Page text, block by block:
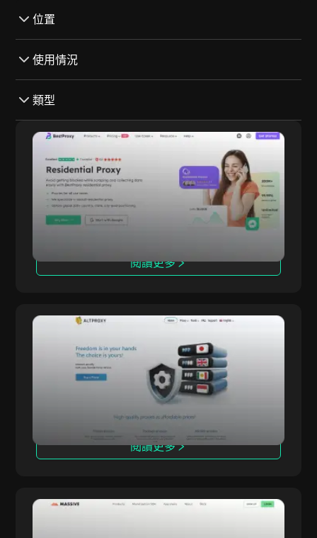
位置
墨西哥
克羅埃西亞
丹麦
斯洛伐克
愛爾蘭
烏克蘭
巴基斯坦
塞浦路斯
西班牙
德國
冰岛
使用情況
Instagram
谷歌
臉書
YesMovies
Torrent Galaxy
Craigslist
Kickass Torrent
TamilMV
Pinterest
TikTok
類型
付費
ISP
住宅
数据中心
專用
移動
IP輪換
BestProxy
BestProxy
BestProxy 是全球領先的代理IP服務提供商，專
注於提供五大核心產品：動態住宅代理、靜態住宅
代理、無限制住宅代理、長期ISP代理和靜態數據
中心代理。BestProxy在全球200多個國家和地區
提供服務，擁有超過8000萬個優質IP資源，確保
帶寬使用，非常適合跨境電商、廣告驗證、數據抓
取和多賬戶管理等場景。憑藉卓越的穩定性、高性
閱讀更多
AltProxy
ALTPROXY 提供適用於各種規模企業的代理解決
方案，服務覆蓋超過100個國家，擁有2100萬個IP
地址。我們專注於提供私有（數據中心）和移動代
理，已經運營自2015年。
閱讀更多
Massive